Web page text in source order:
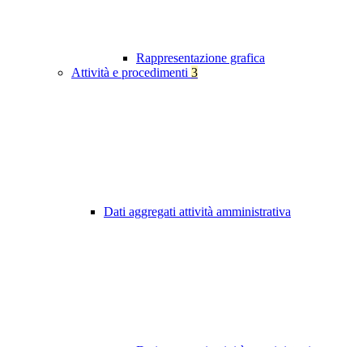
Rappresentazione grafica
Attività e procedimenti 3
Dati aggregati attività amministrativa